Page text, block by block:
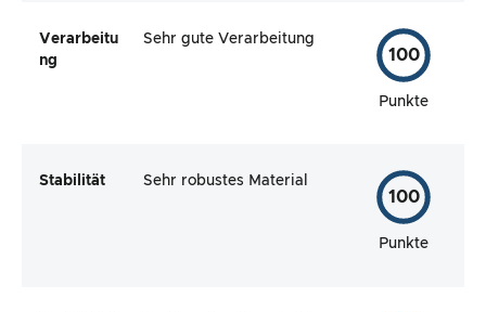
Verarbeitu
ng
Sehr gute Verarbeitung
100
Punkte
Stabilität Sehr robustes Material
100
Punkte